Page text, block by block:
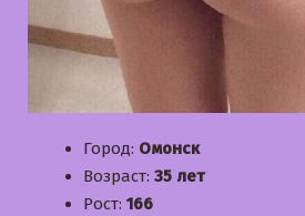
Город: Омонск
Возраст: 35 лет
Рост: 166